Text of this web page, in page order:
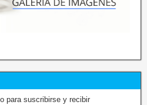
para suscribirse y recibir